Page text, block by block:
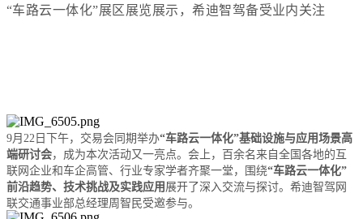
“车路云一体化”展区展览展示，希迪智驾备受业内关注
9月22日下午，交易会同期举办“车路云一体化”基础设施与应用场景高
端研讨会，成为本次活动又一亮 点。会上，
百余名来自全国各地的互
联网企业和车企高管、行业专家学者齐聚一堂 ， 围绕“车路云一体化”
前沿趋势、技术挑战及实践应用 展开了深入交流与探讨。 希迪智驾网
联交通事业部总经理周智民受邀参与。